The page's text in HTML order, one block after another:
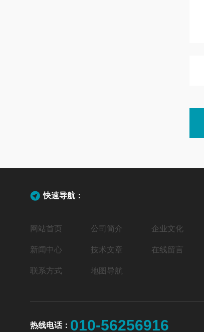
快速导航：
网站首页 公司简介 企业文化
新闻中心 技术文章 在线留言
联系方式 地图导航
热线电话： 010-56256916